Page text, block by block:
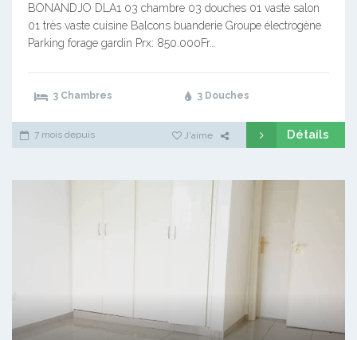
BONANDJO DLA1 03 chambre 03 douches 01 vaste salon
01 très vaste cuisine Balcons buanderie Groupe électrogène
Parking forage gardin Prx: 850.000Fr…
3 Chambres 3 Douches
7 mois depuis J'aime Détails